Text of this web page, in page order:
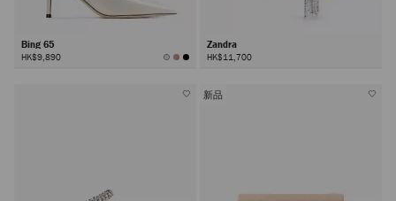
Bing 65
HK$9,890
Zandra
HK$11,700
新品